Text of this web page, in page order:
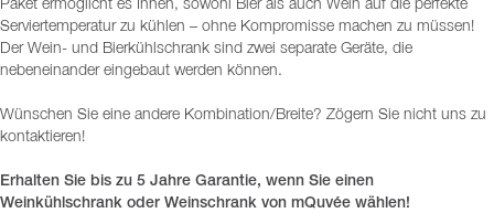
Paket ermöglicht es Ihnen, sowohl Bier als auch Wein auf die perfekte
Serviertemperatur zu kühlen – ohne Kompromisse machen zu müssen!
Der Wein- und Bierkühlschrank sind zwei separate Geräte, die
nebeneinander eingebaut werden können.
Wünschen Sie eine andere Kombination/Breite? Zögern Sie nicht uns zu
kontaktieren!
Erhalten Sie bis zu 5 Jahre Garantie, wenn Sie einen
Weinkühlschrank oder Weinschrank von mQuvée wählen!